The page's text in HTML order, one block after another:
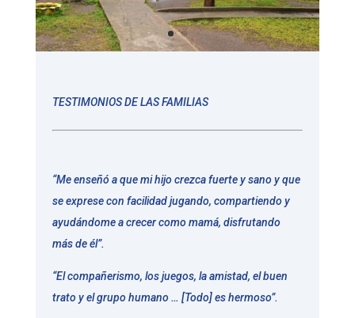
TESTIMONIOS DE LAS FAMILIAS
“Me enseñó a que mi hijo crezca fuerte y sano y que
se exprese con facilidad jugando, compartiendo y
ayudándome a crecer como mamá, disfrutando
más de él”.
“El compañerismo, los juegos, la amistad, el buen
trato y el grupo humano … [Todo] es hermoso”.